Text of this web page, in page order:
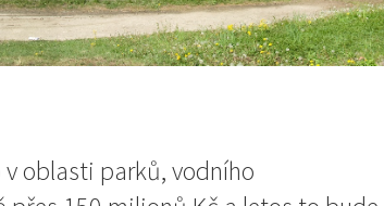
oblasti parků, vodního